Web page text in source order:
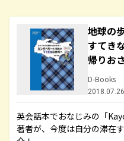
地球の
すてき
帰りお
D-Books
英会話本でおなじみの「
著者が、今度は自分の滞在